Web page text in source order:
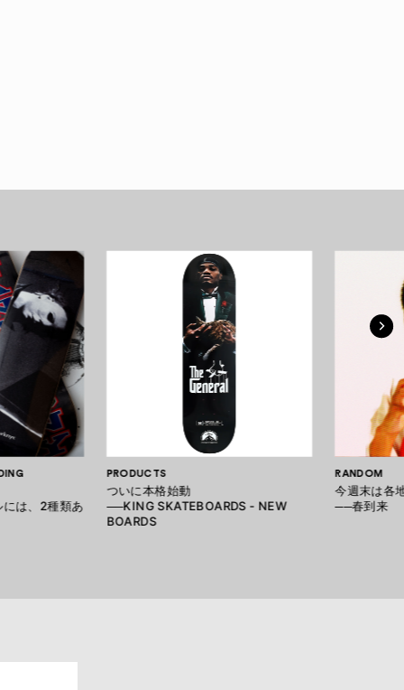
は、2種類あ
PRODUCTS
ついに本格始動
──KING SKATEBOARDS - NEW
BOARDS
RANDOM
今週末は各
──春到来